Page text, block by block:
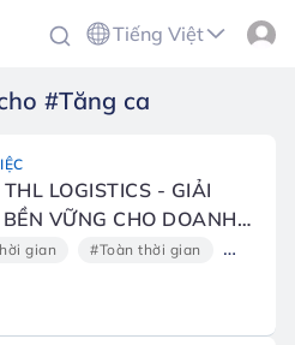
Tiếng Việt
#Tăng ca
LOGISTICS - GIẢI
VỮNG CHO DOANH
XUẤT KHẨU
gian #Toàn thời gian #Hồ sơ